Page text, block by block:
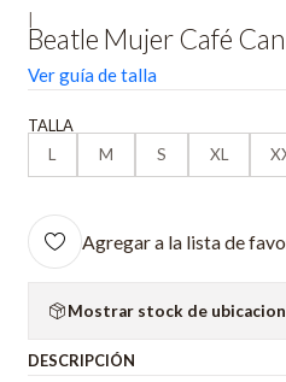
Beatle Mujer Café
Ver guía de talla
TALLA
L
M S XL
Agregar a la lista de
Mostrar stock de
DESCRIPCIÓN